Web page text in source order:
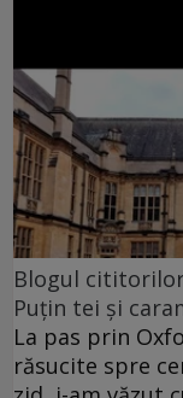
Blogul
Puțin tei și
La pas prin
răsucite spre